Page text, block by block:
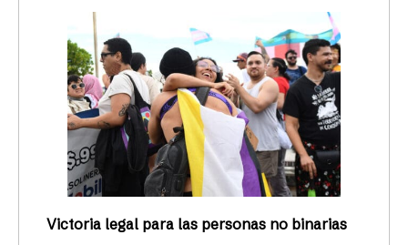
Victoria legal para las personas no binarias